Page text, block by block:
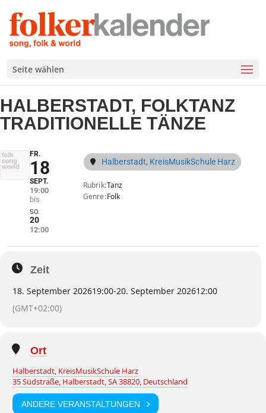
Seite wählen
HALBERSTADT, FOLKTANZ
TRADITIONELLE TÄNZE
FR.
18
SEPT.
19:00
SO.
20
12:00
Halberstadt, KreisMusikSchule Harz
Rubrik Tanz
Genre Folk
Zeit
18. September 202619:00-20. September 202612:00
(GMT+02:00)
Ort
Halberstadt, KreisMusikSchule Harz
35 Südstraße, Halberstadt, SA 38820, Deutschland
ANDERE VERANSTALTUNGEN